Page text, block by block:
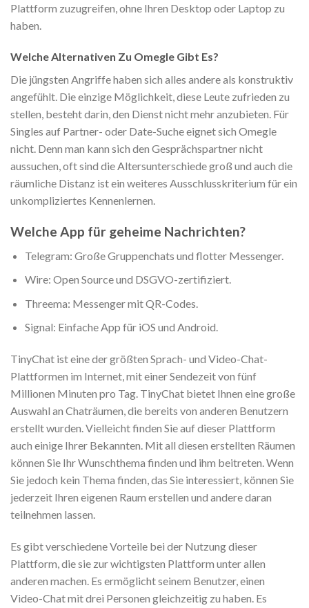
Plattform zuzugreifen, ohne Ihren Desktop oder Laptop zu
haben.
Welche Alternativen Zu Omegle Gibt Es?
Die jüngsten Angriffe haben sich alles andere als konstruktiv
angefühlt. Die einzige Möglichkeit, diese Leute zufrieden zu
stellen, besteht darin, den Dienst nicht mehr anzubieten. Für
Singles auf Partner- oder Date-Suche eignet sich Omegle
nicht. Denn man kann sich den Gesprächspartner nicht
aussuchen, oft sind die Altersunterschiede groß und auch die
räumliche Distanz ist ein weiteres Ausschlusskriterium für ein
unkompliziertes Kennenlernen.
Welche App für geheime Nachrichten?
Telegram: Große Gruppenchats und flotter Messenger.
Wire: Open Source und DSGVO-zertifiziert.
Threema: Messenger mit QR-Codes.
Signal: Einfache App für iOS und Android.
TinyChat ist eine der größten Sprach- und Video-Chat-
Plattformen im Internet, mit einer Sendezeit von fünf
Millionen Minuten pro Tag. TinyChat bietet Ihnen eine große
Auswahl an Chaträumen, die bereits von anderen Benutzern
erstellt wurden. Vielleicht finden Sie auf dieser Plattform
auch einige Ihrer Bekannten. Mit all diesen erstellten Räumen
können Sie Ihr Wunschthema finden und ihm beitreten. Wenn
Sie jedoch kein Thema finden, das Sie interessiert, können Sie
jederzeit Ihren eigenen Raum erstellen und andere daran
teilnehmen lassen.
Es gibt verschiedene Vorteile bei der Nutzung dieser
Plattform, die sie zur wichtigsten Plattform unter allen
anderen machen. Es ermöglicht seinem Benutzer, einen
Video-Chat mit drei Personen gleichzeitig zu haben. Es